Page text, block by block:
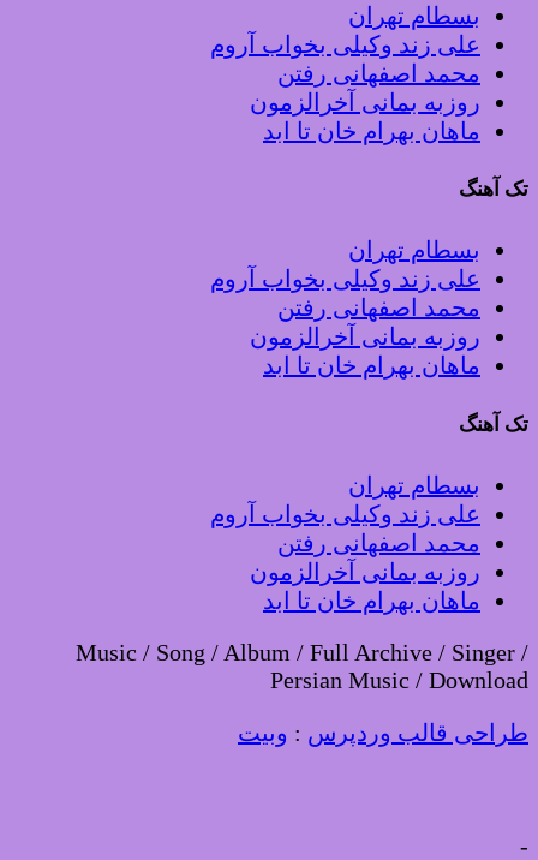
بسطام تهران
علی زند وکیلی بخواب آروم
محمد اصفهانی رفتن
روزبه بمانی آخرالزمون
ماهان بهرام خان تا ابد
تک آهنگ
بسطام تهران
علی زند وکیلی بخواب آروم
محمد اصفهانی رفتن
روزبه بمانی آخرالزمون
ماهان بهرام خان تا ابد
تک آهنگ
بسطام تهران
علی زند وکیلی بخواب آروم
محمد اصفهانی رفتن
روزبه بمانی آخرالزمون
ماهان بهرام خان تا ابد
Music / Song / Album / Full Archive / Singer /
Persian Music / Download
طراحی قالب وردپرس : وبیت
-